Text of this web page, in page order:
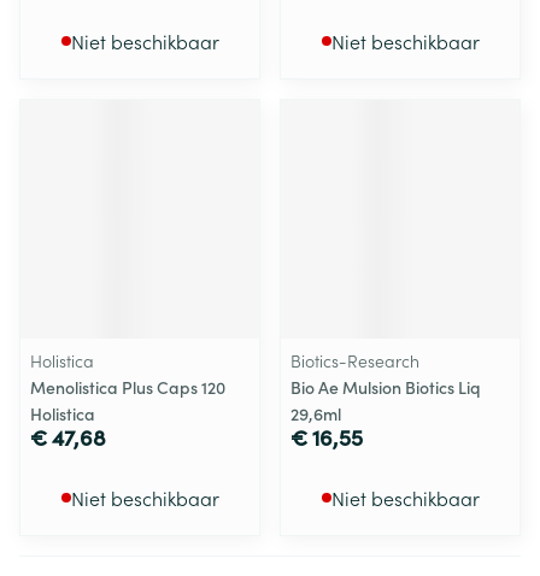
Niet beschikbaar Niet beschikbaar
Holistica
Menolistica Plus Caps 120
Holistica
€ 47,68
Niet beschikbaar
Biotics-Research
Bio Ae Mulsion Biotics Liq
29,6ml
€ 16,55
Niet beschikbaar